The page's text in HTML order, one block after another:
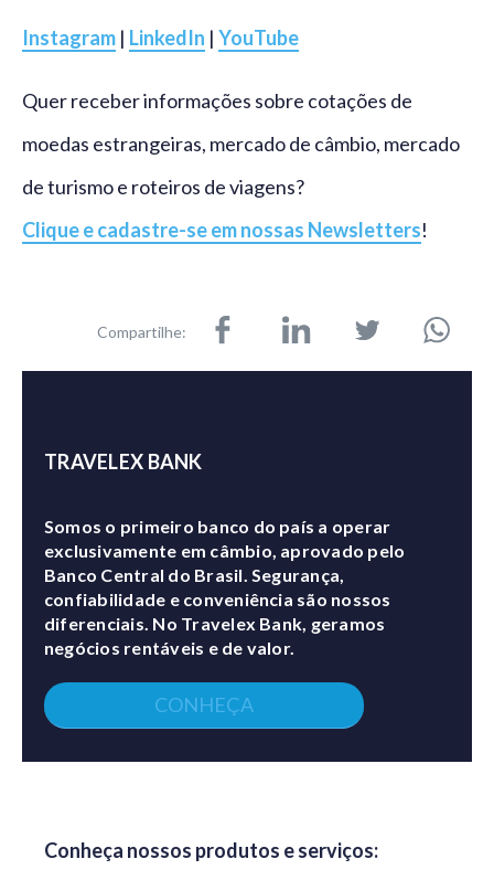
Instagram | LinkedIn | YouTube
Quer receber informações sobre cotações de
moedas estrangeiras, mercado de câmbio, mercado
de turismo e roteiros de viagens?
Clique e cadastre-se em nossas Newsletters!
Compartilhe:
TRAVELEX BANK
Somos o primeiro banco do país a operar
exclusivamente em câmbio, aprovado pelo
Banco Central do Brasil. Segurança,
confiabilidade e conveniência são nossos
diferenciais. No Travelex Bank, geramos
negócios rentáveis e de valor.
CONHEÇA
Conheça nossos produtos e serviços: